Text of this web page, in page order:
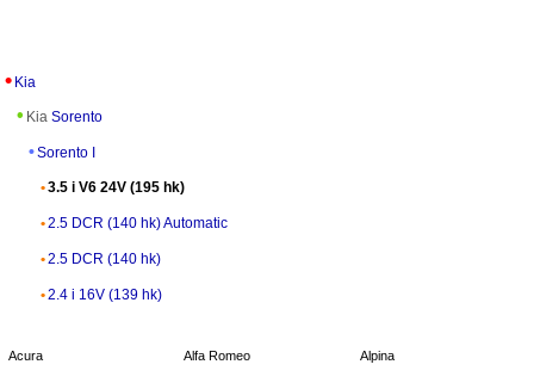
Kia
Kia Sorento
Sorento I
3.5 i V6 24V (195 hk)
2.5 DCR (140 hk) Automatic
2.5 DCR (140 hk)
2.4 i 16V (139 hk)
Acura Alfa Romeo Alpina